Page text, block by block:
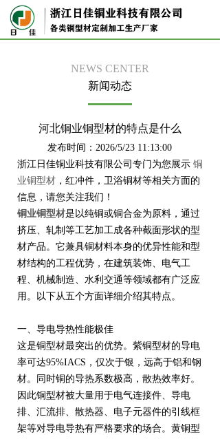
NEWS CENTER
新闻动态
河北铜业铜型材的特点是什么
发布时间：2026/5/23 11:13:00
浙江日佳铜业科技有限公司专门为您展示铜
业铜型材，红冲件，卫浴铜材等相关方面的
信息，请您关注我们！
铜业铜型材是以纯铜或铜合金为原料，通过
挤压、轧制等工艺加工成各种截面形状的型
材产品。它兼具铜材料本身的优异性能和型
材结构的工程优势，在建筑装饰、电气工
程、机械制造、水利交通等领域都有广泛应
用。以下从五个方面详细介绍其特点。
一、导电导热性能极佳
这是铜型材最突出的优势。紫铜型材的导电
率可达95%IACS，仅次于银，远高于铝和钢
材。同时铜的导热系数极高，散热效率好。
因此铜型材被大量用于电气连接件、导电
排、汇流排、散热器、电子元器件的引线框
架等对导电导热有严格要求的场合。黄铜型